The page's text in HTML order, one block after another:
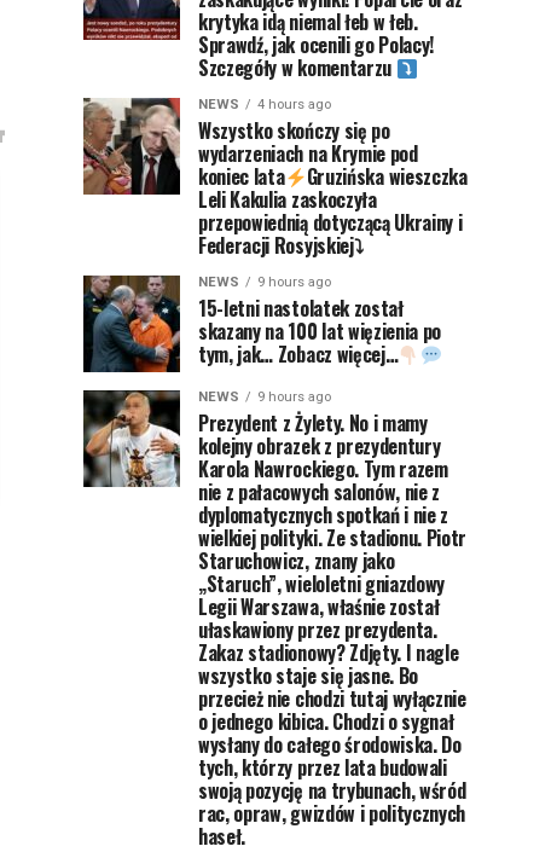
krytyka idą niemal łeb w łeb.
Sprawdź, jak ocenili go Polacy!
Szczegóły w komentarzu
NEWS 4 hours ago
Wszystko skończy się po
wydarzeniach na Krymie pod
koniec lata Gruzińska wieszczka
Leli Kakulia zaskoczyła
przepowiednią dotyczącą Ukrainy i
Federacji Rosyjskiej⤵
NEWS 9 hours ago
15-letni nastolatek został
skazany na 100 lat więzienia po
tym, jak… Zobacz więcej…
NEWS 9 hours ago
Prezydent z Żylety. No i mamy
kolejny obrazek z prezydentury
Karola Nawrockiego. Tym razem
nie z pałacowych salonów, nie z
dyplomatycznych spotkań i nie z
wielkiej polityki. Ze stadionu. Piotr
Staruchowicz, znany jako
„Staruch”, wieloletni gniazdowy
Legii Warszawa, właśnie został
ułaskawiony przez prezydenta.
Zakaz stadionowy? Zdjęty. I nagle
wszystko staje się jasne. Bo
przecież nie chodzi tutaj wyłącznie
o jednego kibica. Chodzi o sygnał
wysłany do całego środowiska. Do
tych, którzy przez lata budowali
swoją pozycję na trybunach, wśród
rac, opraw, gwizdów i politycznych
haseł.